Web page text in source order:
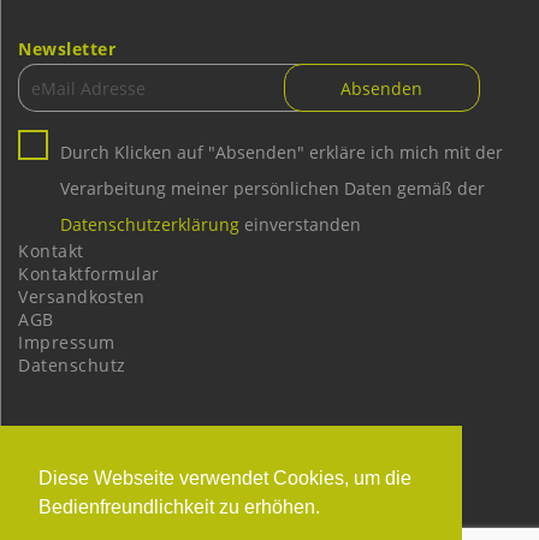
Diese Webseite verwendet Cookies, um die
Bedienfreundlichkeit zu erhöhen.
Newsletter
Durch Klicken auf "Absenden" erkläre ich mich mit der
Verarbeitung meiner persönlichen Daten gemäß der
Datenschutzerklärung einverstanden
Kontakt
Kontaktformular
Versandkosten
AGB
Impressum
Datenschutz